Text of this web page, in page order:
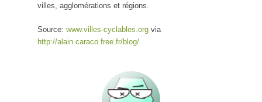
villes, agglomérations et régions.
Source: www.villes-cyclables.org via
http://alain.caraco.free.fr/blog/